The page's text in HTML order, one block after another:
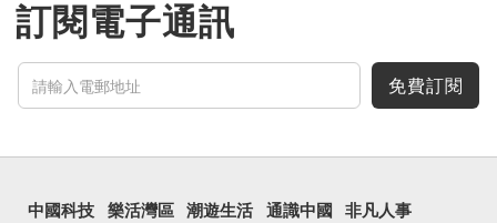
訂閱電子通訊
免費訂閱
中國科技 樂活灣區 潮遊生活 通識中國 非凡人事